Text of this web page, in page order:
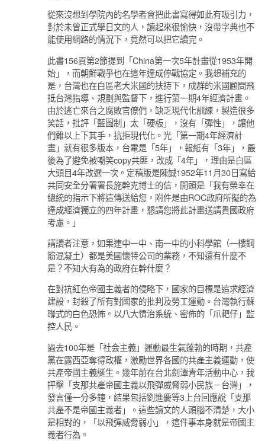
從來沒想到學院內的名學者會把此書寫得如此有吸引力，
對於未曾正式學日文的人，讀起來很愉快，沒帶字典也不
能使用網路的情況下，竟然可以把它讀完。
此書156頁第2節提到「China第一次5年計畫從1953年開
始」，而朝鮮戰爭也在這年達成停戰協定。我想補充的
是，台灣也在白區老大米國的扶持下，成群的米國顧問飛
抵台灣指導、規劃與監督下，進行第一期4年經濟計畫。
由於逃亡來台之腐敗官僚們，缺乏現代化訓練，製造很多
笑話，批評「藍圖制」太「硬板」，沒有「彈性」，讓他
們難以上下其手，抗拒現代化。光「第一期4年經濟計
畫」就有很多版本，台電是「5年」，報紙有「3年」，最
後為了避免被嘲笑copy共匪，改成「4年」，理由是白區
大頭目4年改選一次。定稿版是陳誠1952年11月30日寫給
共同安全分署署長施幹克博士的信，開頭是「我有榮幸在
總統的指示下將這傳送給您，附件是由ROC政府所擬的為
達成經濟獨立的四年計畫，懇請您將此計畫送請貴國政府
考慮。」
請讀者注意，如果連中一中、南一中的小科學館（一樓鋼
筋混凝土）都是美國懷特公司的業務，不知還有什麼不
是？不知大有為的政府在幹什麼？
在對抗紅色帝國主義者的侵略下，國家的目標是追求經濟
建設，封殺了所有對國家的批判及勞工運動。台灣執行蘇
聯式的白色恐怖。以八大情治系統、密佈的「爪耙仔」監
控人民。
過去100年是「社会主義」運動最生氣蓬勃的時期，共產
黨在露西亞奪得政權，激勵世界各國的共產主義運動，使
共產帝國主義誕生。幾年前在台北劍潭青年活動中心，我
抨擊「支那共產帝國主義以飛彈威脅弱小民族－台灣」，
發言僅一分多鐘，結果包括劉進慶等3上台回應說「支那
共產不是帝國主義者」。這些讀文的人頭腦不清楚，大小
是相對的，「以飛彈威脅弱小」，這件事本身就是帝國主
義者行為。